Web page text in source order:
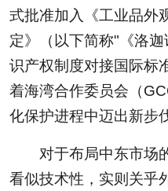
式批准加入《工业品外
定》（以下简称"《洛
识产权制度对接国际标
着海湾合作委员会（
化保护进程中迈出新步
对于布局中东市场
看似技术性，实则关乎